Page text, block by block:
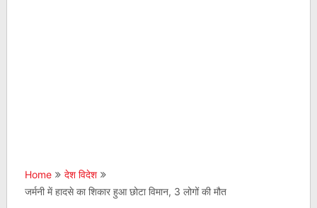
Home
देश विदेश
जर्मनी में हादसे का शिकार हुआ छोटा विमान, 3 लोगों की मौत